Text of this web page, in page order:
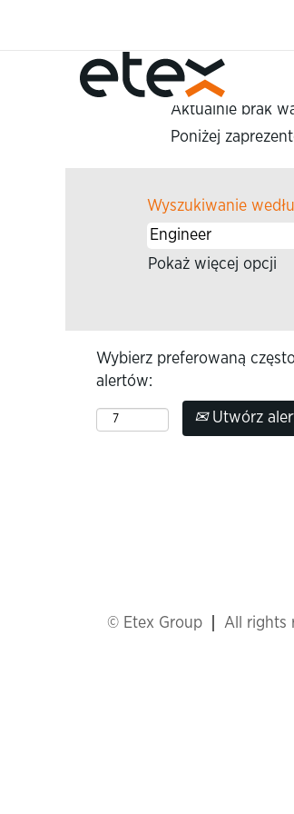
Szukaj
Aktualnie brak
Poniżej
Wyszukiwanie
Pokaż więcej opcji
Wybierz preferowaną
alertów:
Utwórz
© Etex Group All rights